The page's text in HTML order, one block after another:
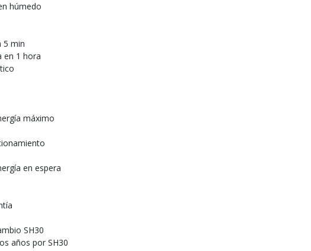
húmedo
5 min
en 1 hora
máximo
en espera
SH30
años por SH30